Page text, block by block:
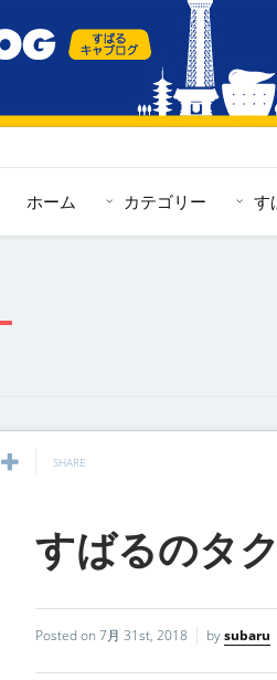
ホーム カテゴリー す
SHARE
すばるのタ
Posted on 7月 31st, 2018 bysubaru